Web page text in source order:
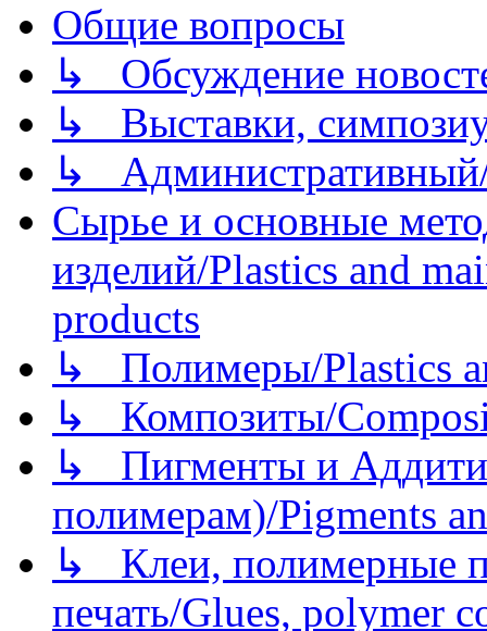
Общие вопросы
↳ Обсуждение
↳ Выставки,
↳
Сырье и основные
изделий/Plastics and
products
↳ Полимеры/Plastics
↳ Композиты/
↳ Пигменты и
полимерам)/Pigments
↳ Клеи, полимерные
печать/Glues, polymer